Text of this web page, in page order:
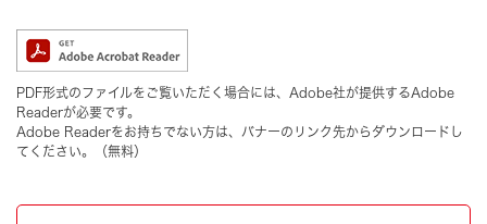
PDF形式のファイルをご覧いただく場合には、Adobe社が提供するAdobe
Readerが必要です。
Adobe Readerをお持ちでない方は、バナーのリンク先からダウンロードし
てください。（無料）